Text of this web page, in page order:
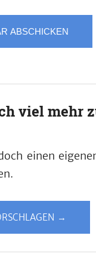
viel mehr
einen
→